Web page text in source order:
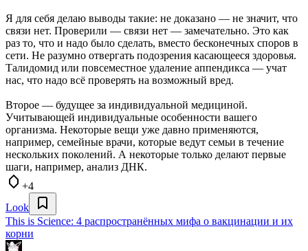
Я для себя делаю выводы такие: не доказано — не значит, что
связи нет. Проверили — связи нет — замечательно. Это как
раз то, что и надо было сделать, вместо бесконечных споров в
сети. Не разумно отвергать подозрения касающееся здоровья.
Талидомид или повсеместное удаление аппендикса — учат
нас, что надо всё проверять на возможный вред.
Второе — будущее за индивидуальной медициной.
Учитывающей индивидуальные особенности вашего
организма. Некоторые вещи уже давно применяются,
например, семейные врачи, которые ведут семьи в течение
нескольких поколений. А некоторые только делают первые
шаги, например, анализ ДНК.
+4
Look
This is Science: 4 распространённых мифа о вакцинации и их
корни